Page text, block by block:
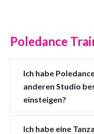
Poledance
Ich habe
anderen Studio
einsteigen?
Ich habe eine